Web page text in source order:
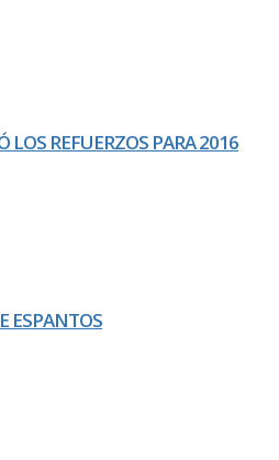
LOS REFUERZOS PARA 2016
ESPANTOS